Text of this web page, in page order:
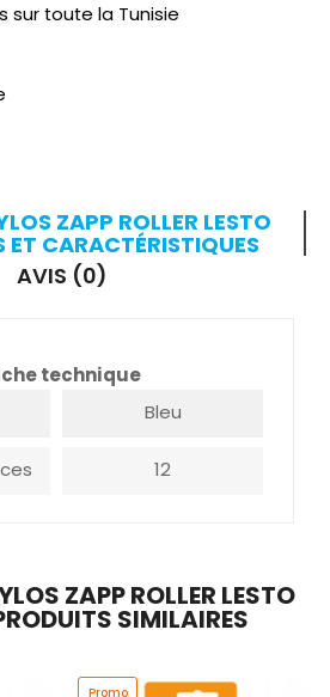
sur toute la Tunisie
ZAPP ROLLER LESTO
ET CARACTÉRISTIQUES
AVIS (0)
technique
Bleu
12
ZAPP ROLLER LESTO
SIMILAIRES
Promo